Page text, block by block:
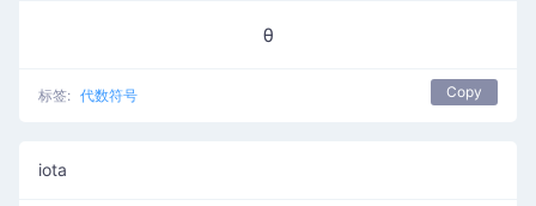
θ
标签: 代数符号 Copy
iota